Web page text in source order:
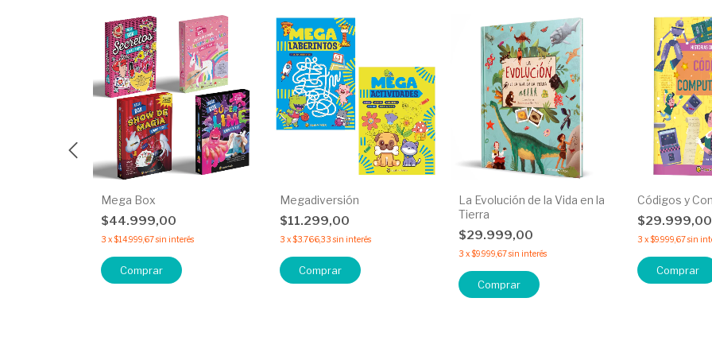
Mega Box
$44.999,00
3 x$14.999,67sin interés
Comprar
Megadiversión
$11.299,00
3 x$3.766,33 sin interés
Comprar
La Evolución de la Vida en la
Tierra
$29.999,00
3 x$9.999,67sin interés
Códigos y
$29.999,00
3 x$9.999,67sin